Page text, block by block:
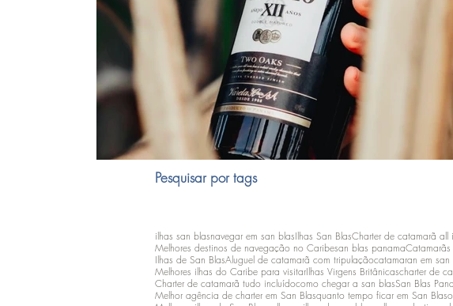
Pesquisar por tags
ilhas san blasnavegar em san blasIlhas San BlasCharter de catamarã all
Melhores destinos de navegação no Caribesan blas panamaCatamarãs
Ilhas de San BlasAluguel de catamarã com tripulaçãocatamaran em san
Melhores ilhas do Caribe para visitarIlhas Virgens Britânicascharter de
Charter de catamarã tudo incluídocomo chegar a san blasSan Blas
Melhor agência de charter em San Blasquanto tempo ficar em San Blas